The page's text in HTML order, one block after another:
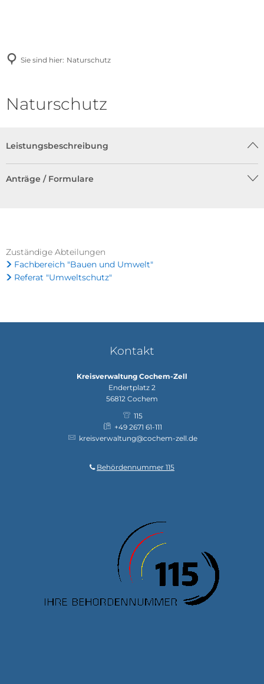
Sie sind hier: Naturschutz
Naturschutz
Leistungsbeschreibung
Anträge / Formulare
Zuständige Abteilungen
Fachbereich "Bauen und Umwelt"
Referat "Umweltschutz"
Kontakt
Kreisverwaltung Cochem-Zell
Endertplatz 2
56812 Cochem
115
+49 2671 61-111
kreisverwaltung@cochem-zell.de
Behördennummer 115